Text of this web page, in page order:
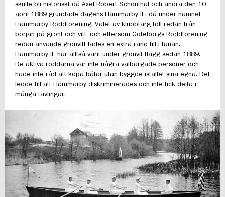
skulle bli historiskt då Axel Robert Schönthal och andra den 10
april 1889 grundade dagens Hammarby IF, då under namnet
Hammarby Roddförening. Valet av klubbfärg föll redan från
början på grönt och vitt, och eftersom Göteborgs Roddförening
redan använde grönvitt lades en extra rand till i fanan.
Hammarby IF har alltså varit under grönvit flagg sedan 1889.
De aktiva roddarna var inte några välbärgade personer och
hade inte råd att köpa båtar utan byggde istället sina egna. Det
ledde till att Hammarby diskriminerades och inte fick delta i
många tävlingar.